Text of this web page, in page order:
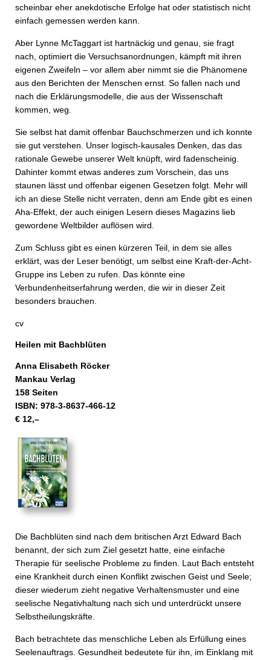
scheinbar eher anekdotische Erfolge hat oder statistisch nicht
einfach gemessen werden kann.
Aber Lynne McTaggart ist hartnäckig und genau, sie fragt
nach, optimiert die Versuchsanordnungen, kämpft mit ihren
eigenen Zweifeln – vor allem aber nimmt sie die Phänomene
aus den Berichten der Menschen ernst. So fallen nach und
nach die Erklärungsmodelle, die aus der Wissenschaft
kommen, weg.
Sie selbst hat damit offenbar Bauchschmerzen und ich konnte
sie gut verstehen. Unser logisch-kausales Denken, das das
rationale Gewebe unserer Welt knüpft, wird fadenscheinig.
Dahinter kommt etwas anderes zum Vorschein, das uns
staunen lässt und offenbar eigenen Gesetzen folgt. Mehr will
ich an diese Stelle nicht verraten, denn am Ende gibt es einen
Aha-Effekt, der auch einigen Lesern dieses Magazins lieb
gewordene Weltbilder auflösen wird.
Zum Schluss gibt es einen kürzeren Teil, in dem sie alles
erklärt, was der Leser benötigt, um selbst eine Kraft-der-Acht-
Gruppe ins Leben zu rufen. Das könnte eine
Verbundenheitserfahrung werden, die wir in dieser Zeit
besonders brauchen.
cv
Heilen mit Bachblüten
Anna Elisabeth Röcker
Mankau Verlag
158 Seiten
ISBN: 978-3-8637-466-12
€ 12,–
Die Bachblüten sind nach dem britischen Arzt Edward Bach
benannt, der sich zum Ziel gesetzt hatte, eine einfache
Therapie für seelische Probleme zu finden. Laut Bach entsteht
eine Krankheit durch einen Konflikt zwischen Geist und Seele;
dieser wiederum zieht negative Verhaltensmuster und eine
seelische Negativhaltung nach sich und unterdrückt unsere
Selbstheilungskräfte.
Bach betrachtete das menschliche Leben als Erfüllung eines
Seelenauftrags. Gesundheit bedeutete für ihn, im Einklang mit